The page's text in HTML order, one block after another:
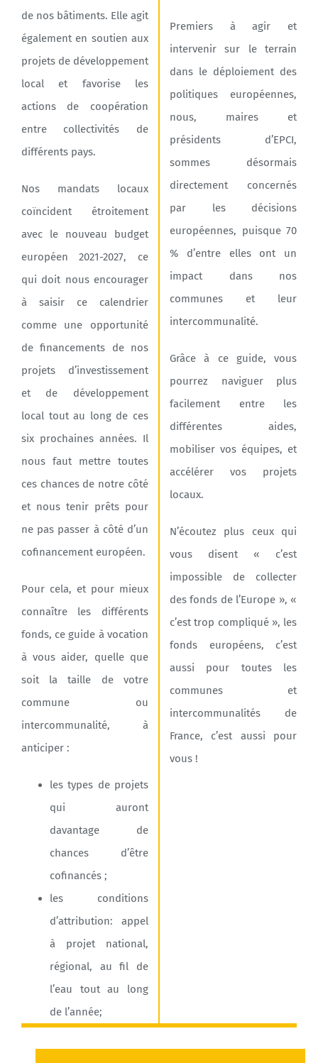
de nos bâtiments. Elle agit
également en soutien aux
projets de développement
local et favorise les
actions de coopération
entre collectivités de
différents pays.
Nos mandats locaux
coïncident étroitement
avec le nouveau budget
européen 2021-2027, ce
qui doit nous encourager
à saisir ce calendrier
comme une opportunité
de financements de nos
projets d’investissement
et de développement
local tout au long de ces
six prochaines années. Il
nous faut mettre toutes
ces chances de notre côté
et nous tenir prêts pour
ne pas passer à côté d’un
cofinancement européen.
Pour cela, et pour mieux
connaître les différents
fonds, ce guide à vocation
à vous aider, quelle que
soit la taille de votre
commune ou
intercommunalité, à
anticiper :
les types de projets
qui auront
davantage de
chances d’être
cofinancés ;
les conditions
d’attribution: appel
à projet national,
régional, au fil de
l’eau tout au long
de l’année;
Premiers à agir et
intervenir sur le terrain
dans le déploiement des
politiques européennes,
nous, maires et
présidents d’EPCI,
sommes désormais
directement concernés
par les décisions
européennes, puisque 70
% d’entre elles ont un
impact dans nos
communes et leur
intercommunalité.
Grâce à ce guide, vous
pourrez naviguer plus
facilement entre les
différentes aides,
mobiliser vos équipes, et
accélérer vos projets
locaux.
N’écoutez plus ceux qui
vous disent « c’est
impossible de collecter
des fonds de l’Europe », «
c’est trop compliqué », les
fonds européens, c’est
aussi pour toutes les
communes et
intercommunalités de
France, c’est aussi pour
vous !